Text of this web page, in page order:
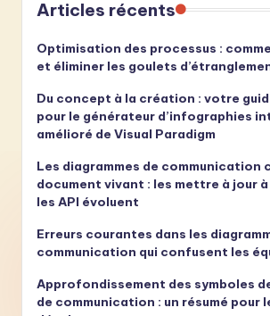
Articles récents
Optimisation des processus :
et éliminer les goulets
Du concept à la création : votre
pour le générateur d’infographies
amélioré de Visual Paradigm
Les diagrammes de communication
document vivant : les mettre à jour à
les API évoluent
Erreurs courantes dans les
communication qui confusent les
Approfondissement des symboles
de communication : un résumé pour